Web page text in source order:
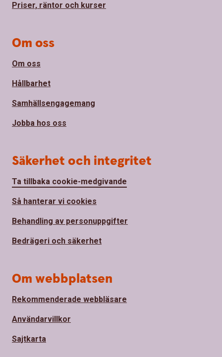
Priser, räntor och kurser
Om oss
Om oss
Hållbarhet
Samhällsengagemang
Jobba hos oss
Säkerhet och integritet
Ta tillbaka cookie-medgivande
Så hanterar vi cookies
Behandling av personuppgifter
Bedrägeri och säkerhet
Om webbplatsen
Rekommenderade webbläsare
Användarvillkor
Sajtkarta